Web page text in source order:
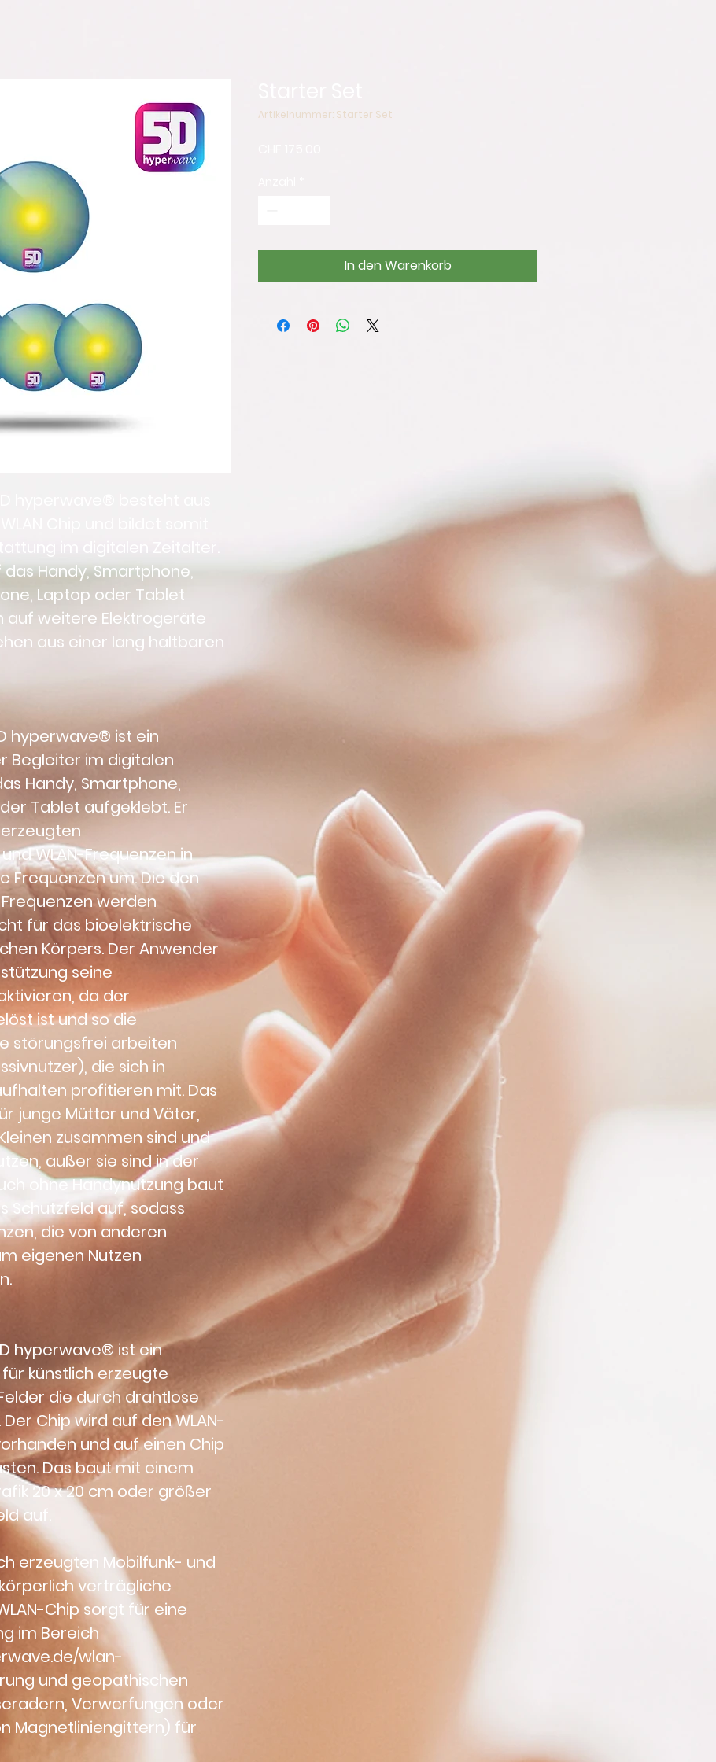
Handy, Smartphone,
Laptop oder Tablet
auf weitere Elektrogeräte
aus einer lang haltbaren
hyperwave® ist ein
Begleiter im digitalen
Handy, Smartphone,
Tablet aufgeklebt. Er
WLAN-Frequenzen in
Frequenzen um. Die den
werden
für das bioelektrische
Körpers. Der Anwender
seine
da der
ist und so die
störungsfrei arbeiten
die sich in
profitieren mit. Das
junge Mütter und Väter,
zusammen sind und
außer sie sind in der
ohne Handynutzung baut
Schutzfeld auf, sodass
die von anderen
eigenen Nutzen
hyperwave® ist ein
künstlich erzeugte
die durch drahtlose
Chip wird auf den WLAN-
und auf einen Chip
Das baut mit einem
20 x 20 cm oder größer
auf.
erzeugten Mobilfunk- und
verträgliche
Chip sorgt für eine
im Bereich
wlan-
und geopathischen
Verwerfungen oder
Magnetliniengittern) für
Artikelnummer: Starter Set
In den Warenkorb